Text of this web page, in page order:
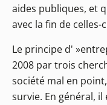
aides publiques, et
avec la fin de celles-
Le principe d'
2008 par trois
société mal en
survie. En général,